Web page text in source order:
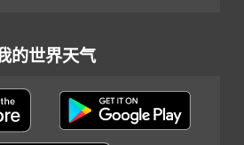
的世界天气